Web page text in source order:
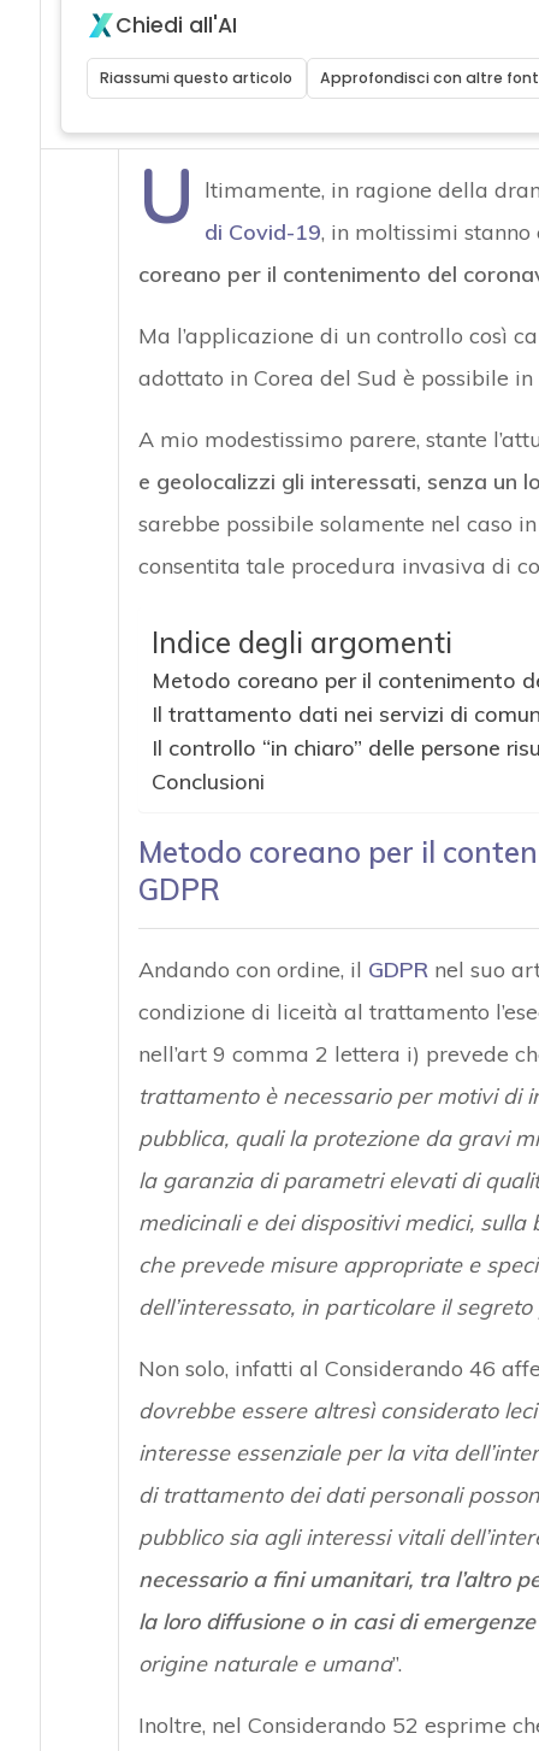
Chiedi all'AI
Riassumi questo articolo Approfondisci con altre
U
ltimamente, in ragione della
di Covid-19, in moltissimi
coreano per il contenimento del
Ma l’applicazione di un controllo così
adottato in Corea del Sud è possibile
A mio modestissimo parere, stante
e geolocalizzi gli interessati, senza un
sarebbe possibile solamente nel caso
consentita tale procedura invasiva di
Indice degli argomenti
Metodo coreano per il contenimento
Il trattamento dati nei servizi di
Il controllo “in chiaro” delle persone
Conclusioni
Metodo coreano per il
GDPR
Andando con ordine, il GDPRnel suo
condizione di liceità al trattamento
nell’art 9 comma 2 lettera i) prevede
trattamento è necessario per motivi di
pubblica, quali la protezione da gravi
la garanzia di parametri elevati di
medicinali e dei dispositivi medici,
che prevede misure appropriate e
dell’interessato, in particolare il
Non solo, infatti al Considerando 46
dovrebbe essere altresì considerato
interesse essenziale per la vita
di trattamento dei dati personali
pubblico sia agli interessi vitali
necessario a fini umanitari, tra l’altro
la loro diffusione o in casi di
origine naturale e umana”.
Inoltre, nel Considerando 52 esprime